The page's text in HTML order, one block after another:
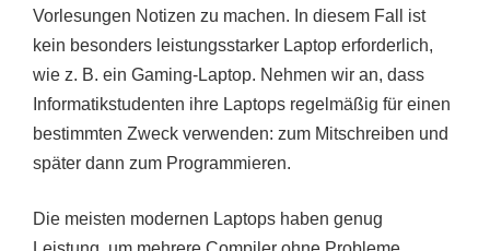
Vorlesungen Notizen zu machen. In diesem Fall ist
kein besonders leistungsstarker Laptop erforderlich,
wie z. B. ein Gaming-Laptop. Nehmen wir an, dass
Informatikstudenten ihre Laptops regelmäßig für einen
bestimmten Zweck verwenden: zum Mitschreiben und
später dann zum Programmieren.
Die meisten modernen Laptops haben genug